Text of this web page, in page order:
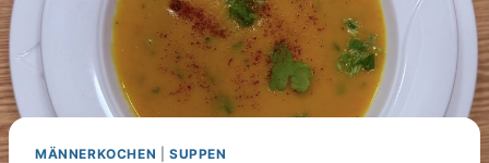
MÄNNERKOCHEN SUPPEN